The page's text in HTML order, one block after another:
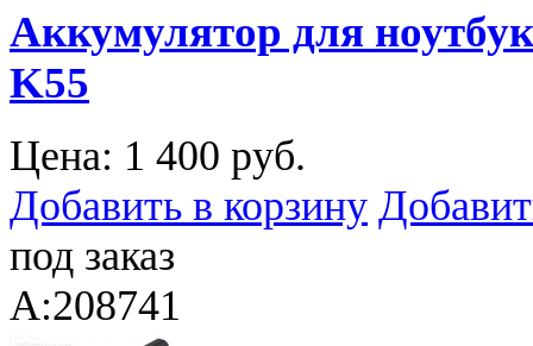
Аккумулятор для
K55
Цена: 1 400 руб.
Добавить в корзину
под заказ
A:208741